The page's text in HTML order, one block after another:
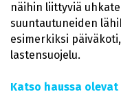
näihin liittyviä
suuntautuneiden
esimerkiksi
lastensuojelu.
Katso haussa